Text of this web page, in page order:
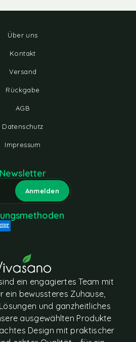
Über uns
Kontakt
Versand
Rückgabe
AGB
Datenschutz
Impressum
ein engagiertes Team mit
ein bewussteres Zuhause,
und ganzheitliches
ausgewählten Produkte
Design mit praktischer
Newsletter